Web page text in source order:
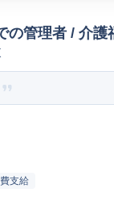
の管理者 / 介護
支給